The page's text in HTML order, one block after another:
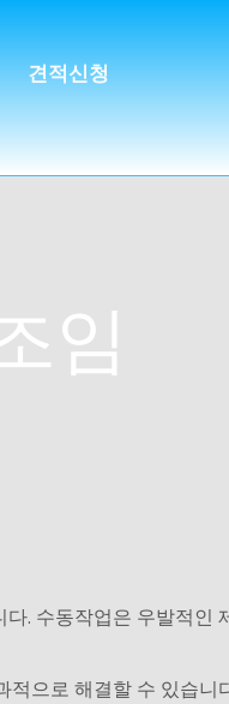
견적신청
임
. 수동작업은 우발적인
으로 해결할 수 있습